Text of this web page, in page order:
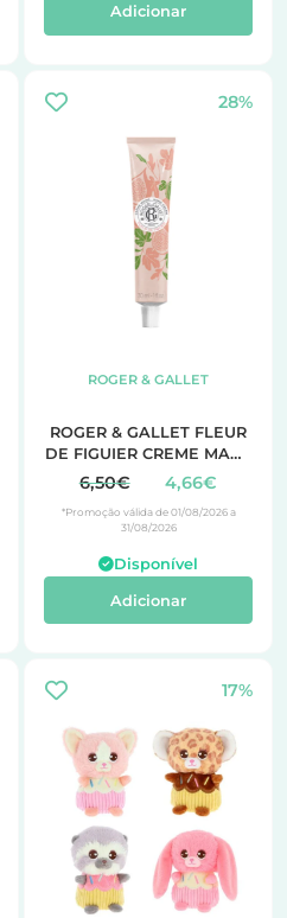
Adicionar
28%
ROGER & GALLET
ROGER & GALLET FLEUR
DE FIGUIER CREME MAOS
UNHAS 30ML
6,50€ 4,66€
*Promoção válida de 01/08/2026 a
31/08/2026
Disponível
Adicionar
17%